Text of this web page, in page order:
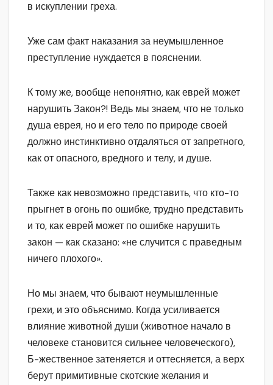
в искуплении греха.
Уже сам факт наказания за неумышленное
преступление нуждается в пояснении.
К тому же, вообще непонятно, как еврей может
нарушить Закон?! Ведь мы знаем, что не только
душа еврея, но и его тело по природе своей
должно инстинктивно отдаляться от запретного,
как от опасного, вредного и телу, и душе.
Также как невозможно представить, что кто-то
прыгнет в огонь по ошибке, трудно представить
и то, как еврей может по ошибке нарушить
закон — как сказано: «не случится с праведным
ничего плохого».
Но мы знаем, что бывают неумышленные
грехи, и это объяснимо. Когда усиливается
влияние животной души (животное начало в
человеке становится сильнее человеческого),
Б-жественное затеняется и оттесняется, а верх
берут примитивные скотские желания и